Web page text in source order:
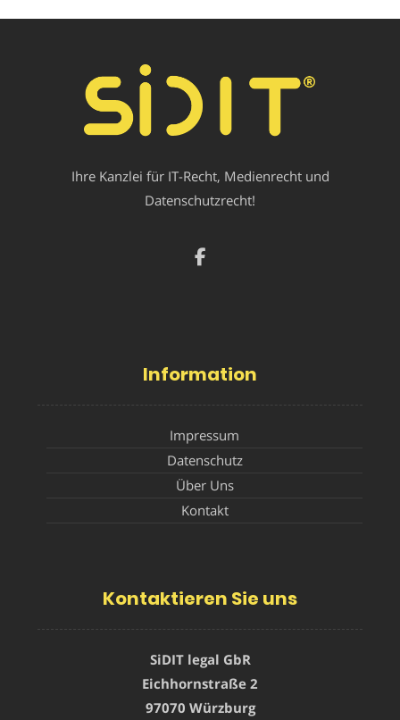
Ihre Kanzlei für IT-Recht, Medienrecht und
Datenschutzrecht!
Information
Impressum
Datenschutz
Über Uns
Kontakt
Kontaktieren Sie uns
SiDIT legal GbR
Eichhornstraße 2
97070 Würzburg